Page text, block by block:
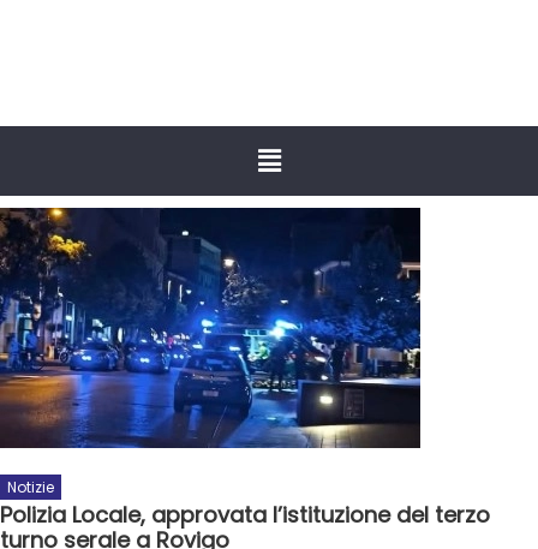
Notizie
Polizia Locale, approvata l’istituzione del terzo
turno serale a Rovigo